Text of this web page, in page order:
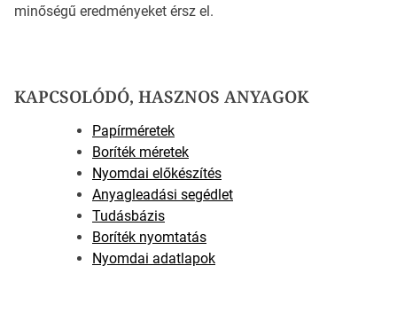
minőségű eredményeket érsz el.
KAPCSOLÓDÓ, HASZNOS ANYAGOK
Papírméretek
Boríték méretek
Nyomdai előkészítés
Anyagleadási segédlet
Tudásbázis
Boríték nyomtatás
Nyomdai adatlapok